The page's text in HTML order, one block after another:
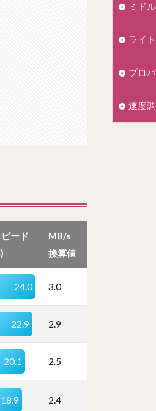
ード
MB/s
換算値
24.0 3.0
22.9 2.9
20.1 2.5
18.9 2.4
ミド
ライ
プロ
速度